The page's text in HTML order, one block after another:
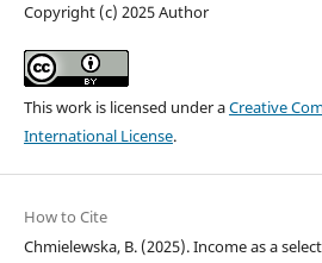
Copyright (c) 2025 Author
This work is licensed under aCreative
International License.
How to Cite
Chmielewska, B. (2025). Income as a